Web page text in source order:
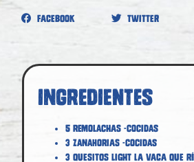
Facebook Twitter
Ingredientes
5 remolachas -cocidas
3 zanahorias -cocidas
3 quesitos light La Vaca que